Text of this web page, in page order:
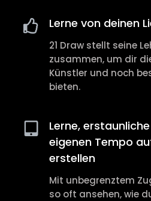
Lerne von deinen
21 Draw stellt seine
zusammen, um dir
Künstler und noch
bieten.
Lerne,
eigenen Tempo
erstellen
Mit unbegrenztem
so oft ansehen, wie